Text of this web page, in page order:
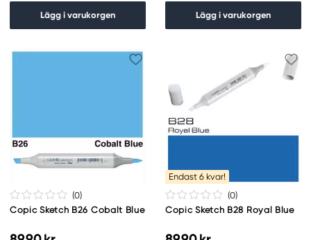
Lägg i varukorgen Lägg i varukorgen
(0)
Copic Sketch B26 Cobalt Blue
Endast 6 kvar!
(0)
Copic Sketch B28 Royal Blue